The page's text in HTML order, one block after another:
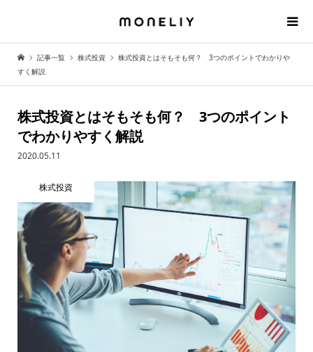
記事一覧 株式投資
株式投資とはそもそも何？ 3つのポイントでわかりや
すく解説
株式投資とはそもそも何？ 3つのポイント
でわかりやすく解説
2020.05.11
株式投資